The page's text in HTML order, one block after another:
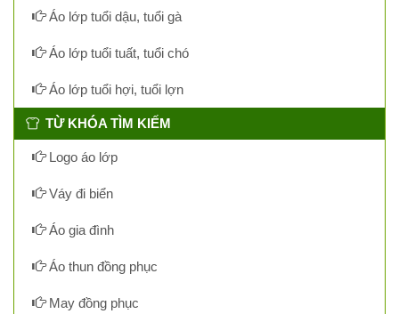
Áo lớp tuổi dậu, tuổi gà
Áo lớp tuổi tuất, tuổi chó
Áo lớp tuổi hợi, tuổi lợn
TỪ KHÓA TÌM KIẾM
Logo áo lớp
Váy đi biển
Áo gia đình
Áo thun đồng phục
May đồng phục